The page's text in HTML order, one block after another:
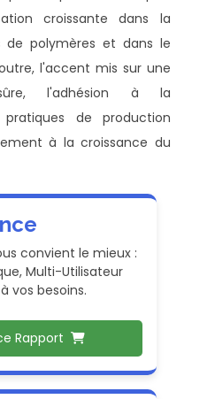
croissante dans la
de polymères et dans le
l'accent mis sur une
l'adhésion à la
de production
à la croissance du
convient le mieux :
Multi-Utilisateur
vos besoins.
Rapport